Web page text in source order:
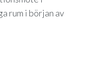
rum i början av